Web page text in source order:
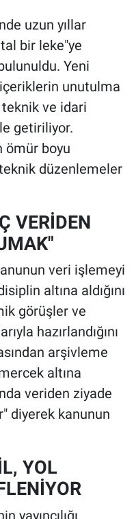
uzun yıllar
bir leke"ye
Yeni
içeriklerin unutulma
ve idari
getiriliyor.
ömür boyu
teknik düzenlemeler
VERİDEN
veri işlemeyi
altına aldığını
görüşler ve
hazırlandığını
arşivleme
altına
veriden ziyade
diyerek kanunun
YOL
yayıncılığı